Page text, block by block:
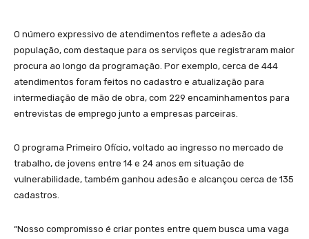
O número expressivo de atendimentos reflete a adesão da
população, com destaque para os serviços que registraram maior
procura ao longo da programação. Por exemplo, cerca de 444
atendimentos foram feitos no cadastro e atualização para
intermediação de mão de obra, com 229 encaminhamentos para
entrevistas de emprego junto a empresas parceiras.
O programa Primeiro Ofício, voltado ao ingresso no mercado de
trabalho, de jovens entre 14 e 24 anos em situação de
vulnerabilidade, também ganhou adesão e alcançou cerca de 135
cadastros.
“Nosso compromisso é criar pontes entre quem busca uma vaga